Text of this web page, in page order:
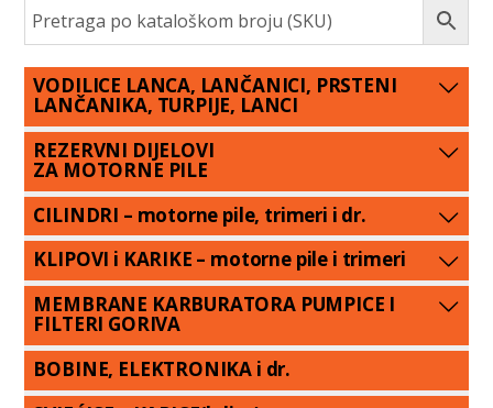
VODILICE LANCA, LANČANICI, PRSTENI
LANČANIKA, TURPIJE, LANCI
REZERVNI DIJELOVI
ZA MOTORNE PILE
CILINDRI – motorne pile, trimeri i dr.
KLIPOVI i KARIKE – motorne pile i trimeri
MEMBRANE KARBURATORA PUMPICE I
FILTERI GORIVA
BOBINE, ELEKTRONIKA i dr.